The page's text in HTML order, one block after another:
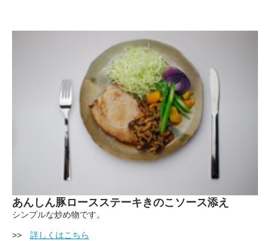
あんしん豚ロースステーキきのこソース添え
シンプルな炒め物です。
>> 詳しくはこちら